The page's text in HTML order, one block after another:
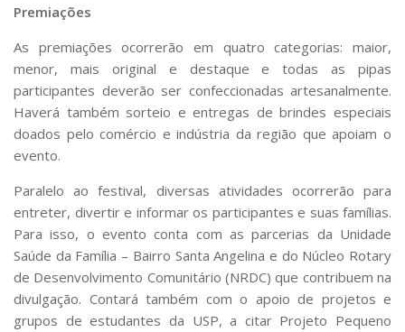
Premiações
As premiações ocorrerão em quatro categorias: maior,
menor, mais original e destaque e todas as pipas
participantes deverão ser confeccionadas artesanalmente.
Haverá também sorteio e entregas de brindes especiais
doados pelo comércio e indústria da região que apoiam o
evento.
Paralelo ao festival, diversas atividades ocorrerão para
entreter, divertir e informar os participantes e suas famílias.
Para isso, o evento conta com as parcerias da Unidade
Saúde da Família – Bairro Santa Angelina e do Núcleo Rotary
de Desenvolvimento Comunitário (NRDC) que contribuem na
divulgação. Contará também com o apoio de projetos e
grupos de estudantes da USP, a citar Projeto Pequeno